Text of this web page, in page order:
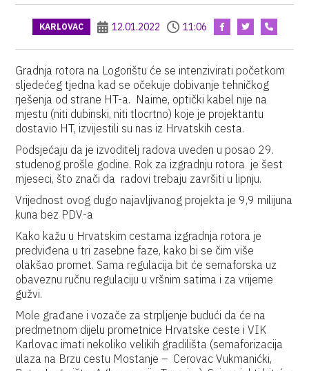
KARLOVAC 12.01.2022 11:06
Gradnja rotora na Logorištu će se intenzivirati početkom
sljedećeg tjedna kad se očekuje dobivanje tehničkog
rješenja od strane HT-a. Naime, optički kabel nije na
mjestu (niti dubinski, niti tlocrtno) koje je projektantu
dostavio HT, izvijestili su nas iz Hrvatskih cesta.
Podsjećaju da je izvoditelj radova uveden u posao 29.
studenog prošle godine. Rok za izgradnju rotora je šest
mjeseci, što znači da radovi trebaju završiti u lipnju.
Vrijednost ovog dugo najavljivanog projekta je 9,9 milijuna
kuna bez PDV-a
Kako kažu u Hrvatskim cestama izgradnja rotora je
predviđena u tri zasebne faze, kako bi se čim više
olakšao promet. Sama regulacija bit će semaforska uz
obaveznu ručnu regulaciju u vršnim satima i za vrijeme
gužvi.
Mole građane i vozače za strpljenje budući da će na
predmetnom dijelu prometnice Hrvatske ceste i VIK
Karlovac imati nekoliko velikih gradilišta (semaforizacija
ulaza na Brzu cestu Mostanje – Cerovac Vukmanićki,